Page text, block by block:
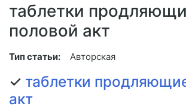
таблетки
половой акт
Тип статьи: Авторская
✓ таблетки
акт